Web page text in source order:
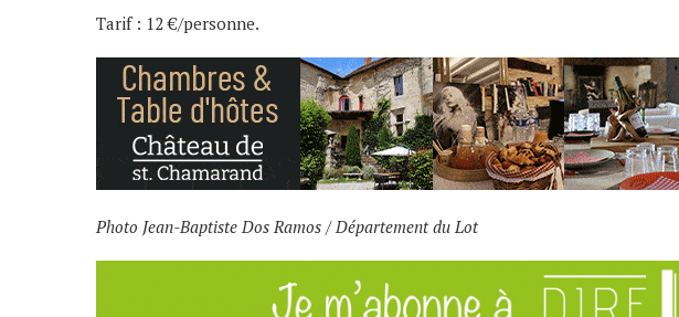
Tarif : 12 €/personne.
Photo Jean-Baptiste Dos Ramos / Département du Lot